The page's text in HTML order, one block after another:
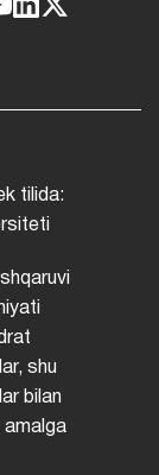
tilida:
shu
bilan
amalga